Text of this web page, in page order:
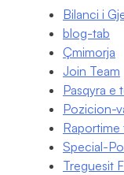
Bilanci i
blog-tab
Çmimorja
Join Team
Pasqyra e
Pozicion-
Raportime
Special-
Treguesit